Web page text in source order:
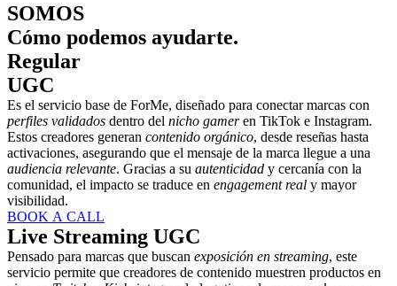
SOMOS
Cómo podemos ayudarte.
Regular
UGC
Es el servicio base de ForMe, diseñado para conectar marcas con
perfiles validados dentro del nicho gameren TikTok e Instagram.
Estos creadores generan contenido orgánico, desde reseñas hasta
activaciones, asegurando que el mensaje de la marca llegue a una
audiencia relevante. Gracias a su autenticidad y cercanía con la
comunidad, el impacto se traduce en engagement real y mayor
visibilidad.
BOOK A CALL
Live Streaming UGC
Pensado para marcas que buscan exposición en streaming, este
servicio permite que creadores de contenido muestren productos en